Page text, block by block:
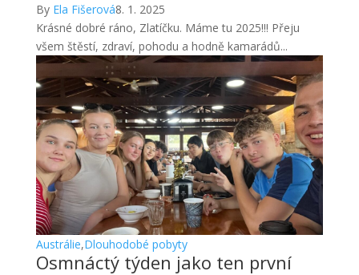
By Ela Fišerová8. 1. 2025
Krásné dobré ráno, Zlatíčku. Máme tu 2025!!! Přeju
všem štěstí, zdraví, pohodu a hodně kamarádů...
Austrálie,Dlouhodobé pobyty
Osmnáctý týden jako ten první